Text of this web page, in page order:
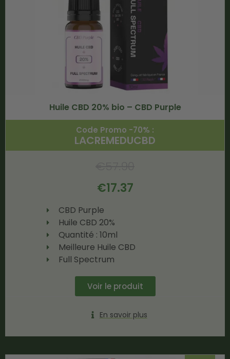
Huile CBD 20% bio – CBD Purple
Code Promo -70% :
LACREMEDUCBD
€17.37
CBD Purple
Huile CBD 20%
Quantité : 10ml
Meilleure Huile CBD
Full Spectrum
Voir le produit
En savoir plus